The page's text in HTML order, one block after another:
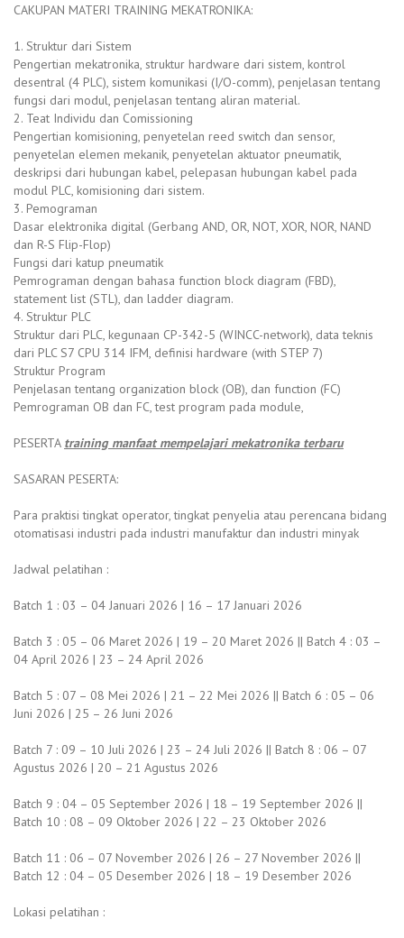
CAKUPAN MATERI TRAINING MEKATRONIKA:
1. Struktur dari Sistem
Pengertian mekatronika, struktur hardware dari sistem, kontrol
desentral (4 PLC), sistem komunikasi (I/O-comm), penjelasan tentang
fungsi dari modul, penjelasan tentang aliran material.
2. Teat Individu dan Comissioning
Pengertian komisioning, penyetelan reed switch dan sensor,
penyetelan elemen mekanik, penyetelan aktuator pneumatik,
deskripsi dari hubungan kabel, pelepasan hubungan kabel pada
modul PLC, komisioning dari sistem.
3. Pemograman
Dasar elektronika digital (Gerbang AND, OR, NOT, XOR, NOR, NAND
dan R-S Flip-Flop)
Fungsi dari katup pneumatik
Pemrograman dengan bahasa function block diagram (FBD),
statement list (STL), dan ladder diagram.
4. Struktur PLC
Struktur dari PLC, kegunaan CP-342-5 (WINCC-network), data teknis
dari PLC S7 CPU 314 IFM, definisi hardware (with STEP 7)
Struktur Program
Penjelasan tentang organization block (OB), dan function (FC)
Pemrograman OB dan FC, test program pada module,
PESERTA training manfaat mempelajari mekatronika terbaru
SASARAN PESERTA:
Para praktisi tingkat operator, tingkat penyelia atau perencana bidang
otomatisasi industri pada industri manufaktur dan industri minyak
Jadwal pelatihan :
Batch 1 : 03 – 04 Januari 2026 | 16 – 17 Januari 2026
Batch 3 : 05 – 06 Maret 2026 | 19 – 20 Maret 2026 || Batch 4 : 03 –
04 April 2026 | 23 – 24 April 2026
Batch 5 : 07 – 08 Mei 2026 | 21 – 22 Mei 2026 || Batch 6 : 05 – 06
Juni 2026 | 25 – 26 Juni 2026
Batch 7 : 09 – 10 Juli 2026 | 23 – 24 Juli 2026 || Batch 8 : 06 – 07
Agustus 2026 | 20 – 21 Agustus 2026
Batch 9 : 04 – 05 September 2026 | 18 – 19 September 2026 ||
Batch 10 : 08 – 09 Oktober 2026 | 22 – 23 Oktober 2026
Batch 11 : 06 – 07 November 2026 | 26 – 27 November 2026 ||
Batch 12 : 04 – 05 Desember 2026 | 18 – 19 Desember 2026
Lokasi pelatihan :